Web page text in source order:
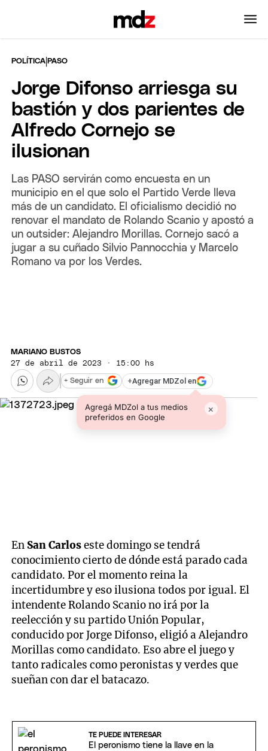
POLÍTICA |PASO
Jorge Difonso arriesga su
bastión y dos parientes de
Alfredo Cornejo se
ilusionan
Las PASO servirán como encuesta en un
municipio en el que solo el Partido Verde lleva
más de un candidato. El oficialismo decidió no
renovar el mandato de Rolando Scanio y apostó a
un outsider: Alejandro Morillas. Cornejo sacó a
jugar a su cuñado Silvio Pannocchia y Marcelo
Romano va por los Verdes.
MARIANO BUSTOS
27 de abril de 2023 · 15:00 hs
+Agregar MDZol en
Agregá MDZol a tus medios
preferidos en Google
×
+ Seguir en
En San Carloseste domingo se tendrá
conocimiento cierto de dónde está parado cada
candidato. Por el momento reina la
incertidumbre y eso ilusiona todos por igual. El
intendente Rolando Scanio no irá por la
reelección y su partido Unión Popular,
conducido por Jorge Difonso, eligió a Alejandro
Morillas como candidato. Eso abre el juego y
tanto radicales como peronistas y verdes que
sueñan con dar el batacazo.
TE PUEDE INTERESAR
El peronismo tiene la llave en la